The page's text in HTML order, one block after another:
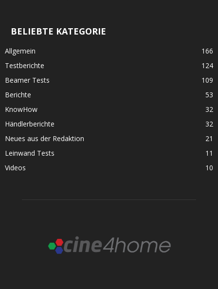
BELIEBTE KATEGORIE
Allgemein
166
Testberichte
124
Beamer Tests
109
Berichte
53
KnowHow
32
Händlerberichte
32
Neues aus der Redaktion
21
Leinwand Tests
11
Videos
10